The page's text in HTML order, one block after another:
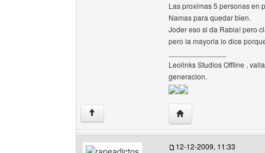
Las proximas 5 personas en
Namas para quedar bien.
Joder eso si da Rabia! pero
pero la mayoria lo dice
Leolinks Studios Offline ,
generacion.
↑ Visitar sitio web del
12-12-2009, 11:33